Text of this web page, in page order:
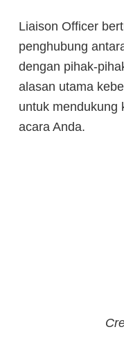
Liaison Officer
penghubung
dengan pihak-
alasan utama
untuk mendukung
acara Anda.